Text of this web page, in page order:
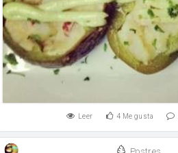
Leer 4 Me gusta